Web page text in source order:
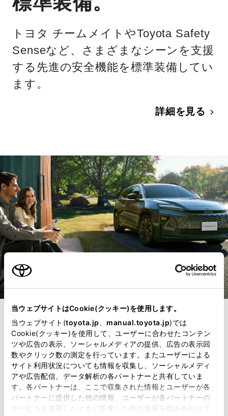
当ウェブサイトはCookie(クッキー)を使用します。
当ウェブサイト(toyota.jp manual.toyota.jp)では
Cookie(クッキー)を使用して、ユーザーに合わせたコンテン
ツや広告の表示、ソーシャルメディアの提供、広告の表示回
数やクリック数の測定を行っています。またユーザーによる
サイト利用状況についても情報を収集し、ソーシャルメディ
アや広告配信、データ解析の各パートナーと共有していま
す。各パートナーは、ここで収集された情報とユーザーが各
パートナーに提供した他の情報、ユーザーが各パートナーの
サービスを使用したときに収集した他の情報を組み合わせて
トヨタ チームメイトやToyota Safety
Senseなど、さまざまなシーンを支援
する先進の安全機能を標準装備してい
ます。
詳細を見る
コネクティッド
クルマとつながる
快適を。
運転中はもちろん、車外にいる時で